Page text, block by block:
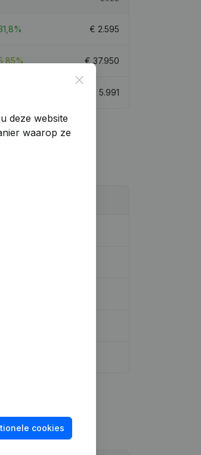
€ 2.595
€ 37.950
5.991
- Benoemingen
Close
deze website
waarop ze
cookies